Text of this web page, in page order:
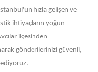
hızla gelişen ve
ihtiyaçların yoğun
ilçesinden
gönderilerinizi güvenli,
ediyoruz.